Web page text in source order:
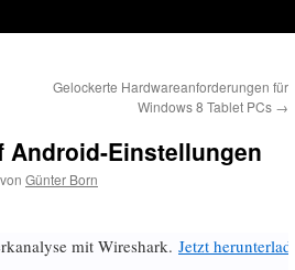
Gelockerte Hardwareanforderungen für
Windows 8 Tablet PCs →
Android-Einstellungen
von Günter Born
mit Wireshark. Jetzt